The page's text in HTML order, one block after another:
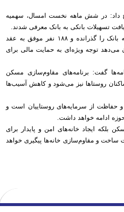
در شش ماهه نخست امسال، سهمیه
به گفته داودی، از تعداد معرفی‌شده، ۵۰۵ نفر مراحل معرفی به بانک را گذرانده و ۱۸۸ نفر موفق به عقد
می‌دهد توجه ویژه‌ای به حمایت مالی برای
گفت: برنامه‌های مقاوم‌سازی مسکن
روستاها نیز می‌شود و کاهش آسیب‌ها
از سرمایه‌های روستاییان است و
ادامه خواهد داشت.
بلکه ایجاد خانه‌های امن و پایدار برای
ساخت و مقاوم‌سازی خانه‌ها پیگیری خواهد